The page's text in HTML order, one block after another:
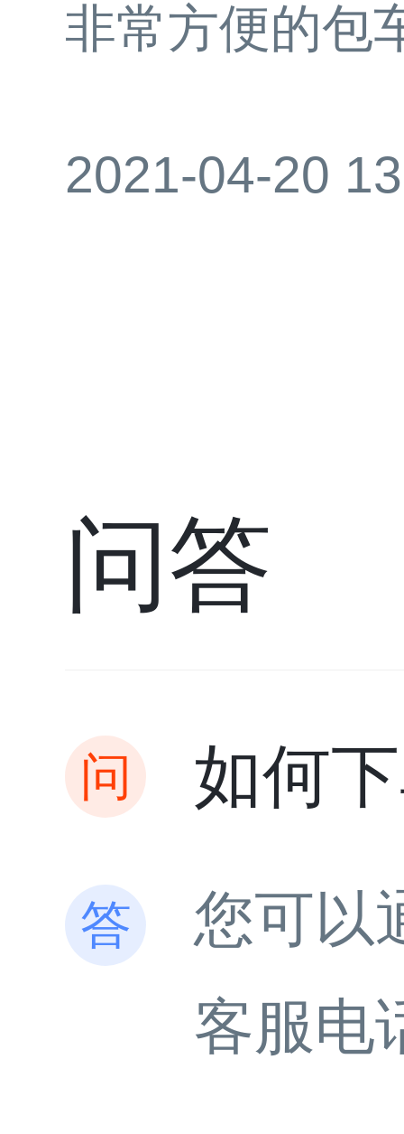
非常方便的包
2021-04-20
问答
如何
您可以
客服电